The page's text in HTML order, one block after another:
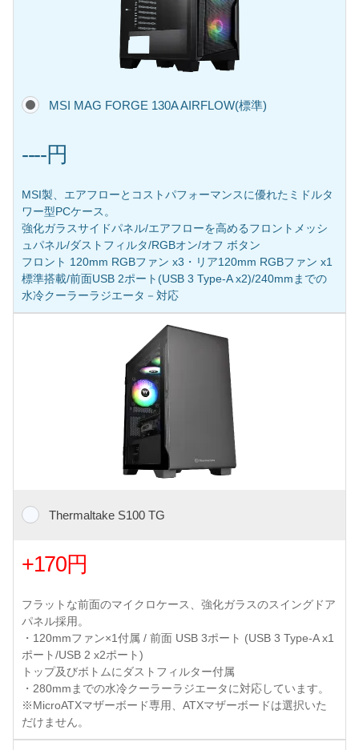
MSI MAG FORGE 130A AIRFLOW(標準)
----円
MSI製、エアフローとコストパフォーマンスに優れたミドルタ
ワー型PCケース。
強化ガラスサイドパネル/エアフローを高めるフロントメッシ
ュパネル/ダストフィルタ/RGBオン/オフ ボタン
フロント 120mm RGBファン x3・リア120mm RGBファン x1
標準搭載/前面USB 2ポート(USB 3 Type-A x2)/240mmまでの
水冷クーラーラジエータ－対応
Thermaltake S100 TG
+170円
フラットな前面のマイクロケース、強化ガラスのスイングドア
パネル採用。
・120mmファン×1付属 / 前面 USB 3ポート (USB 3 Type-A x1
ポート/USB 2 x2ポート)
トップ及びボトムにダストフィルター付属
・280mmまでの水冷クーラーラジエータに対応しています。
※MicroATXマザーボード専用、ATXマザーボードは選択いた
だけません。